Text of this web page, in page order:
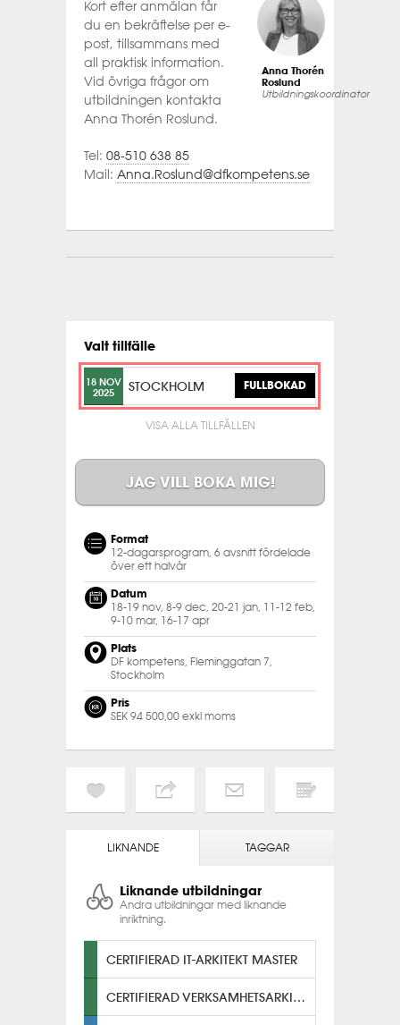
Anna Thorén
Roslund
Utbildningskoordinator
Kort efter anmälan får
du en bekräftelse per e-
post, tillsammans med
all praktisk information.
Vid övriga frågor om
utbildningen kontakta
Anna Thorén Roslund.
Tel: 08-510 638 85
Mail: Anna.Roslund@dfkompetens.se
Valt tillfälle
18 NOV
2025
STOCKHOLM FULLBOKAD
VISA ALLA TILLFÄLLEN
JAG VILL BOKA MIG!
Format
12-dagarsprogram, 6 avsnitt fördelade
över ett halvår
Datum
18-19 nov, 8-9 dec, 20-21 jan, 11-12 feb,
9-10 mar, 16-17 apr
Plats
DF kompetens, Fleminggatan 7,
Stockholm
Pris
SEK 94 500,00 exkl moms
LIKNANDE TAGGAR
Liknande utbildningar
Andra utbildningar med liknande
inriktning.
CERTIFIERAD IT-ARKITEKT MASTER
CERTIFIERAD VERKSAMHETSARKITEKT